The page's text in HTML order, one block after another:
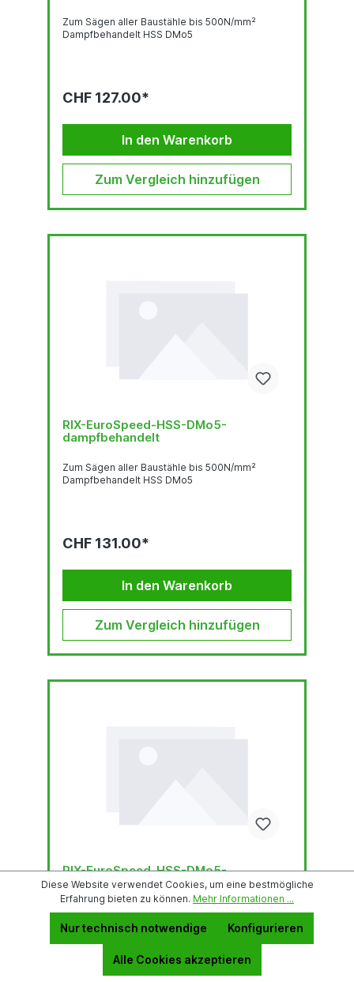
Zum Sägen aller Baustähle bis 500N/mm²
Dampfbehandelt HSS DMo5
CHF 127.00*
In den Warenkorb
Zum Vergleich hinzufügen
RIX-EuroSpeed-HSS-DMo5-
dampfbehandelt
Zum Sägen aller Baustähle bis 500N/mm²
Dampfbehandelt HSS DMo5
CHF 131.00*
In den Warenkorb
Zum Vergleich hinzufügen
RIX-EuroSpeed-HSS-DMo5-
dampfbehandelt
Zum Sägen aller Baustähle bis 500N/mm²
Dampfbehandelt HSS DMo5
Diese Website verwendet Cookies, um eine bestmögliche
Erfahrung bieten zu können. Mehr Informationen ...
Nur technisch notwendige Konfigurieren
Alle Cookies akzeptieren